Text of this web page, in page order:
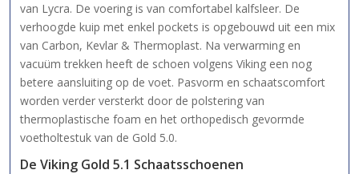
van Lycra. De voering is van comfortabel kalfsleer. De
verhoogde kuip met enkel pockets is opgebouwd uit een mix
van Carbon, Kevlar & Thermoplast. Na verwarming en
vacuüm trekken heeft de schoen volgens Viking een nog
betere aansluiting op de voet. Pasvorm en schaatscomfort
worden verder versterkt door de polstering van
thermoplastische foam en het orthopedisch gevormde
voetholtestuk van de Gold 5.0.
De Viking Gold 5.1 Schaatsschoenen